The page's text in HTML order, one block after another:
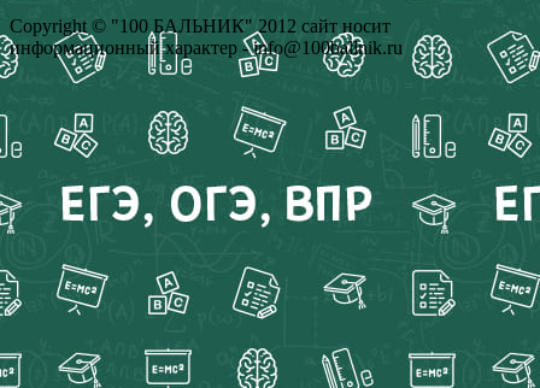
Copyright © "100 БАЛЬНИК" 2012 сайт носит
информационный характер - info@100ballnik.ru